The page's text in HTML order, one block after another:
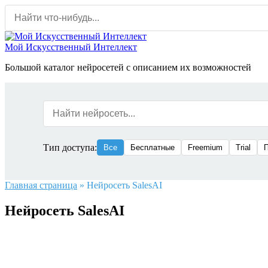
Перейти
содержанию
Мой Искусственный Интеллект
Большой каталог нейросетей с описанием их возможностей
Тип доступа: Все Бесплатные Freemium Trial
Главная страница » Нейросеть SalesAI
Нейросеть SalesAI